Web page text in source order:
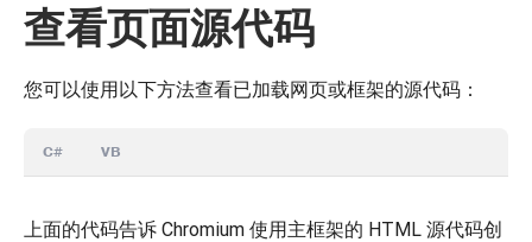
查看页面源代码
您可以使用以下方法查看已加载网页或框架的源代码：
C# VB
上面的代码告诉 Chromium 使用主框架的 HTML 源代码创